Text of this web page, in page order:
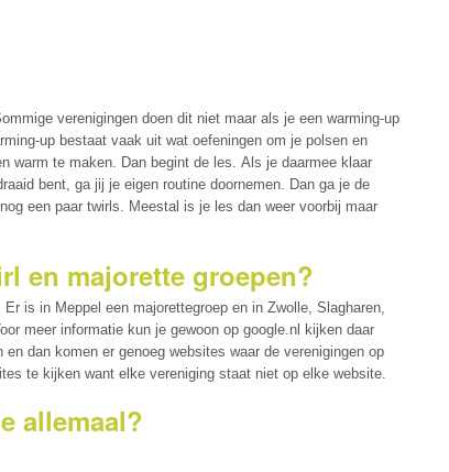
verenigingen doen dit niet maar als je een warming-up
up bestaat vaak uit wat oefeningen om je polsen en
warm te maken. Dan begint de les. Als je daarmee klaar
bent, ga jij je eigen routine doornemen. Dan ga je de
een paar twirls. Meestal is je les dan weer voorbij maar
en majorette groepen?
is in Meppel een majorettegroep en in Zwolle, Slagharen,
meer informatie kun je gewoon op google.nl kijken daar
dan komen er genoeg websites waar de verenigingen op
te kijken want elke vereniging staat niet op elke website.
allemaal?